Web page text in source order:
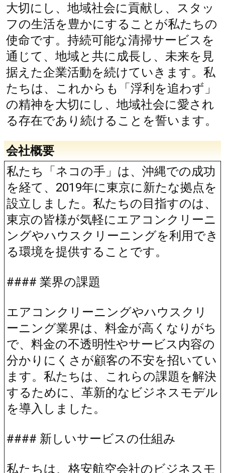
大切にし、地域社会に貢献し、スタッ
フの生活を豊かにすることが私たちの
使命です。持続可能な清掃サービスを
通じて、地域と共に成長し、未来を見
据えた企業活動を続けていきます。私
たちは、これからも「浮利を追わず」
の精神を大切にし、地域社会に愛され
る存在であり続けることを誓います。
会社概要
私たち「ネコの手」は、沖縄での成功
を経て、2019年に東京に新たな拠点を
設立しました。私たちの目指すのは、
東京の皆様が気軽にエアコンクリーニ
ングやハウスクリーニングを利用でき
る環境を提供することです。
#### 業界の課題
エアコンクリーニングやハウスクリ
ーニング業界は、料金が高くなりがち
で、料金の不透明性やサービス内容の
分かりにくさが顧客の不安を招いてい
ます。私たちは、これらの課題を解決
するために、革新的なビジネスモデル
を導入しました。
#### 新しいサービスの仕組み
私たちは、格安航空会社のビジネスモ